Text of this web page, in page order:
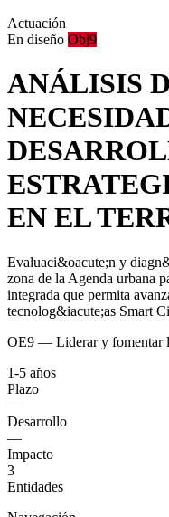
Actuación
En diseño Obj9
ANÁLISIS
EN EL
Evaluaci&oacute;n y
zona de la Agenda urbana
integrada que permita
tecnolog&iacute;as Smart
OE9 — Liderar y fomentar
1-5 años
Plazo
—
Desarrollo
—
Impacto
3
Entidades